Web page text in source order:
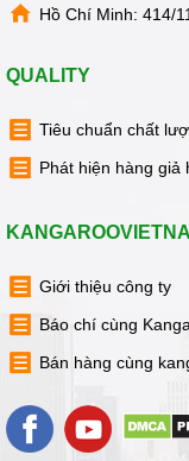
Hồ Chí Minh: 414/
QUALITY
Tiêu chuẩn chất
Phát hiện hàng giả
Giới thiệu công ty
Báo chí cùng
Bán hàng cùng